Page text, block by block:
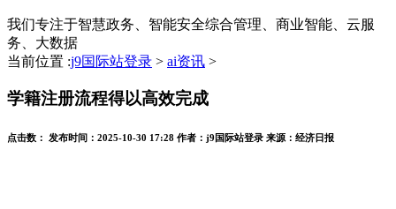
我们专注于智慧政务、智能安全综合管理、商业智能、云服
务、大数据
当前位置 :j9国际站登录 > ai资讯 >
学籍注册流程得以高效完成
点击数： 发布时间： 2025-10-30 17:28 作者： j9国际站登录 来源： 经济日报